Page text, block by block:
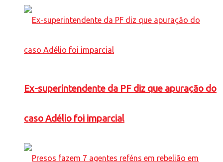
Ex-superintendente da PF diz que apuração do
caso Adélio foi imparcial